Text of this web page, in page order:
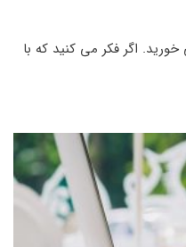
اگر فکر می کنید که با